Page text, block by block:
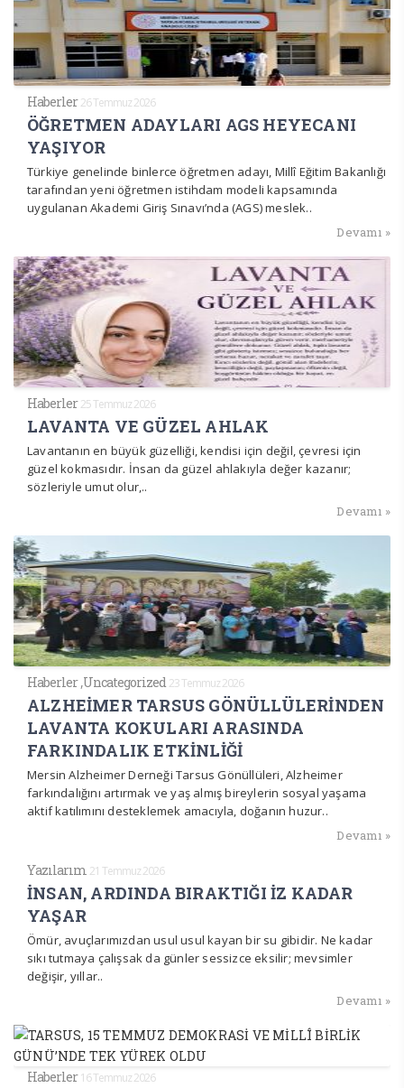
Haberler 26 Temmuz 2026
ÖĞRETMEN ADAYLARI AGS HEYECANI
YAŞIYOR
Türkiye genelinde binlerce öğretmen adayı, Millî Eğitim Bakanlığı
tarafından yeni öğretmen istihdam modeli kapsamında
uygulanan Akademi Giriş Sınavı’nda (AGS) meslek..
Devamı »
Haberler 25 Temmuz 2026
LAVANTA VE GÜZEL AHLAK
Lavantanın en büyük güzelliği, kendisi için değil, çevresi için
güzel kokmasıdır. İnsan da güzel ahlakıyla değer kazanır;
sözleriyle umut olur,..
Devamı »
Haberler,Uncategorized 23 Temmuz 2026
ALZHEİMER TARSUS GÖNÜLLÜLERİNDEN
LAVANTA KOKULARI ARASINDA
FARKINDALIK ETKİNLİĞİ
Mersin Alzheimer Derneği Tarsus Gönüllüleri, Alzheimer
farkındalığını artırmak ve yaş almış bireylerin sosyal yaşama
aktif katılımını desteklemek amacıyla, doğanın huzur..
Devamı »
Yazılarım 21 Temmuz 2026
İNSAN, ARDINDA BIRAKTIĞI İZ KADAR
YAŞAR
Ömür, avuçlarımızdan usul usul kayan bir su gibidir. Ne kadar
sıkı tutmaya çalışsak da günler sessizce eksilir; mevsimler
değişir, yıllar..
Devamı »
Haberler 16 Temmuz 2026